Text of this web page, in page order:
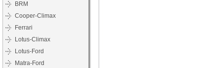
BRM
Cooper-Climax
Ferrari
Lotus-Climax
Lotus-Ford
Matra-Ford